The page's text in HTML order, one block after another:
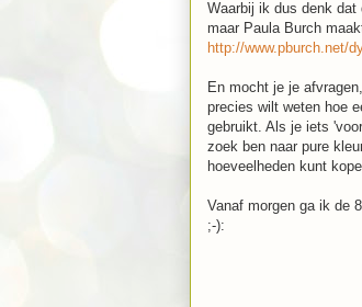
Waarbij ik dus denk dat
maar Paula Burch
http://www.pburch.net/
En mocht je je
precies wilt weten hoe
gebruikt. Als je iets
zoek ben naar pure
hoeveelheden kunt
Vanaf morgen ga ik de
;-):